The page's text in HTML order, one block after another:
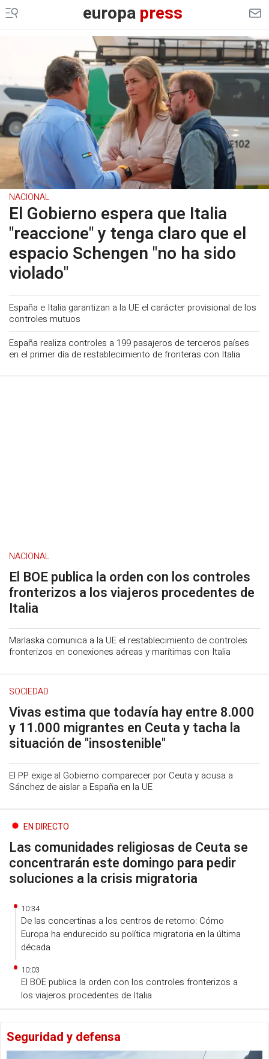
europapress
NACIONAL
El Gobierno espera que Italia
"reaccione" y tenga claro que el
espacio Schengen "no ha sido
violado"
España e Italia garantizan a la UE el carácter provisional de los
controles mutuos
España realiza controles a 199 pasajeros de terceros países
en el primer día de restablecimiento de fronteras con Italia
NACIONAL
El BOE publica la orden con los controles
fronterizos a los viajeros procedentes de
Italia
Marlaska comunica a la UE el restablecimiento de controles
fronterizos en conexiones aéreas y marítimas con Italia
SOCIEDAD
Vivas estima que todavía hay entre 8.000
y 11.000 migrantes en Ceuta y tacha la
situación de "insostenible"
El PP exige al Gobierno comparecer por Ceuta y acusa a
Sánchez de aislar a España en la UE
EN DIRECTO
Las comunidades religiosas de Ceuta se
concentrarán este domingo para pedir
soluciones a la crisis migratoria
10:34
De las concertinas a los centros de retorno: Cómo
Europa ha endurecido su política migratoria en la última
década
10:03
El BOE publica la orden con los controles fronterizos a
los viajeros procedentes de Italia
Seguridad y defensa